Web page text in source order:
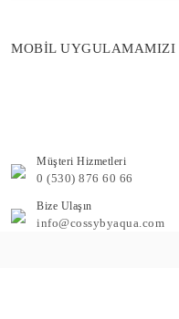
MOBİL
Müşteri Hizmetleri
0 (530) 876 60 66
Bize Ulaşın
info@cossybyaqua.com